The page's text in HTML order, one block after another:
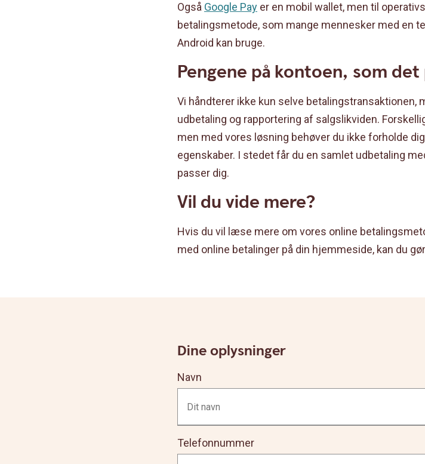
Også Google Pay er en mobil wallet, men til
betalingsmetode, som mange mennesker med en
Android kan bruge.
Pengene på kontoen, som det
Vi håndterer ikke kun selve betalingstransaktionen,
udbetaling og rapportering af salgslikviden.
men med vores løsning behøver du ikke forholde
egenskaber. I stedet får du en samlet udbetaling
passer dig.
Vil du vide mere?
Hvis du vil læse mere om vores online
med online betalinger på din hjemmeside, kan du
Dine oplysninger
Navn
Telefonnummer